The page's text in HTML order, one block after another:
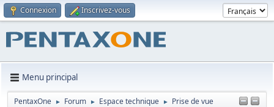
Connexion Inscrivez-vous
Menu principal
PentaxOne ► Forum ► Espace technique ► Prise de vue